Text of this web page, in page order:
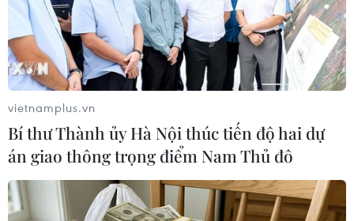
TIN LIÊN QUAN
vietnamplus.vn
Bí thư Thành ủy Hà Nội thúc tiến độ hai dự
án giao thông trọng điểm Nam Thủ đô